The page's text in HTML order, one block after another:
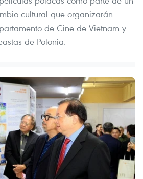
cultural que organizarán
de Cine de Vietnam y
de Polonia.